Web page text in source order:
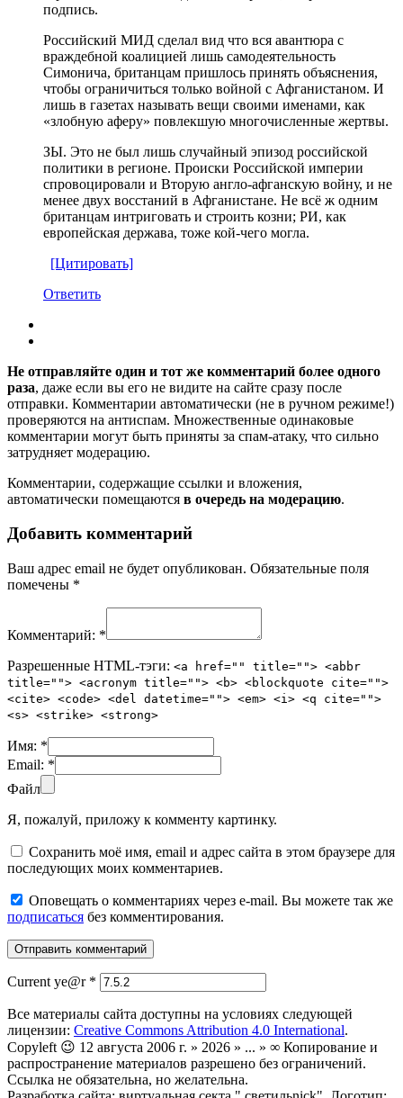
подпись.
Российский МИД сделал вид что вся авантюра с
враждебной коалицией лишь самодеятельность
Симонича, британцам пришлось принять объяснения,
чтобы ограничиться только войной с Афганистаном. И
лишь в газетах называть вещи своими именами, как
«злобную аферу» повлекшую многочисленные жертвы.
ЗЫ. Это не был лишь случайный эпизод российской
политики в регионе. Происки Российской империи
спровоцировали и Вторую англо-афганскую войну, и не
менее двух восстаний в Афганистане. Не всё ж одним
британцам интриговать и строить козни; РИ, как
европейская держава, тоже кой-чего могла.
[Цитировать]
Ответить
Не отправляйте один и тот же комментарий более одного
раза, даже если вы его не видите на сайте сразу после
отправки. Комментарии автоматически (не в ручном режиме!)
проверяются на антиспам. Множественные одинаковые
комментарии могут быть приняты за спам-атаку, что сильно
затрудняет модерацию.
Комментарии, содержащие ссылки и вложения,
автоматически помещаются в очередь на модерацию.
Добавить комментарий
Ваш адрес email не будет опубликован. Обязательные поля
помечены *
Комментарий: *
Разрешенные HTML-тэги: <a href="" title=""> <abbr
title=""> <acronym title=""> <b> <blockquote cite="">
<cite> <code> <del datetime=""> <em> <i> <q cite="">
<s> <strike> <strong>
Имя: *
Email: *
Файл
Я, пожалуй, приложу к комменту картинку.
Сохранить моё имя, email и адрес сайта в этом браузере для
последующих моих комментариев.
Оповещать о комментариях через e-mail. Вы можете так же
подписаться без комментирования.
Current ye@r *
Все материалы сайта доступны на условиях следующей
лицензии: Creative Commons Attribution 4.0 International.
Copyleft 😉 12 августа 2006 г. » 2026 » ... » ∞ Копирование и
распространение материалов разрешено без ограничений.
Ссылка не обязательна, но желательна.